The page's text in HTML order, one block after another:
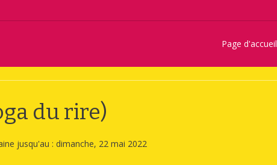
Page d'accueil
du rire)
jusqu'au : dimanche, 22 mai 2022